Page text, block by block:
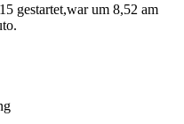
gestartet,war um 8,52 am